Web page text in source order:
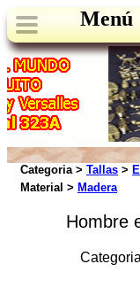
Menú
Categoria > Tallas >
Material > Madera
Hombre